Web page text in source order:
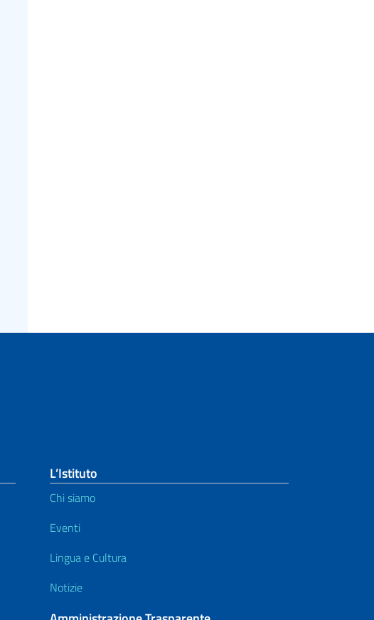
L’Istituto
Chi siamo
Eventi
Lingua e Cultura
Notizie